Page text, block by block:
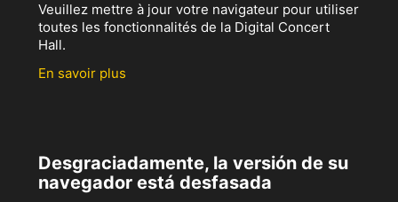
Veuillez mettre à jour votre navigateur pour utiliser
toutes les fonctionnalités de la Digital Concert
Hall.
En savoir plus
Desgraciadamente, la versión de su
navegador está desfasada